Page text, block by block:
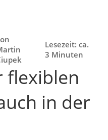
Lesezeit: ca.
3 Minuten
flexiblen
in der